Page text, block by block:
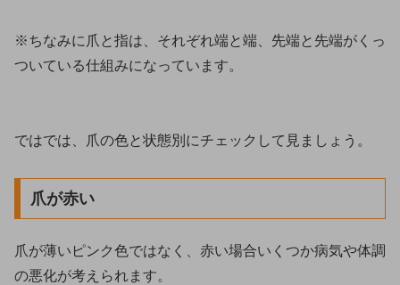
※ちなみに爪と指は、それぞれ端と端、先端と先端がくっ
ついている仕組みになっています。
ではでは、爪の色と状態別にチェックして見ましょう。
爪が赤い
爪が薄いピンク色ではなく、赤い場合いくつか病気や体調
の悪化が考えられます。